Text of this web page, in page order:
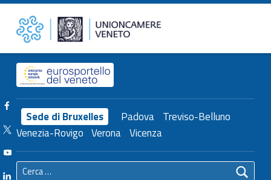
Tour d’Europe 2017: B2B agroalimentari in Svezia (31 maggio) – Unioncamere del Veneto Unioncamere del Veneto
Header info sidebar
Sede di Bruxelles Padova Treviso-Belluno
Venezia-Rovigo Verona Vicenza
Facebook Unioncamere Veneto
Twitter Unioncamere Veneto
Youtube Unioncamere Veneto
Linkedin Unioncamere Veneto
Ricerca per: